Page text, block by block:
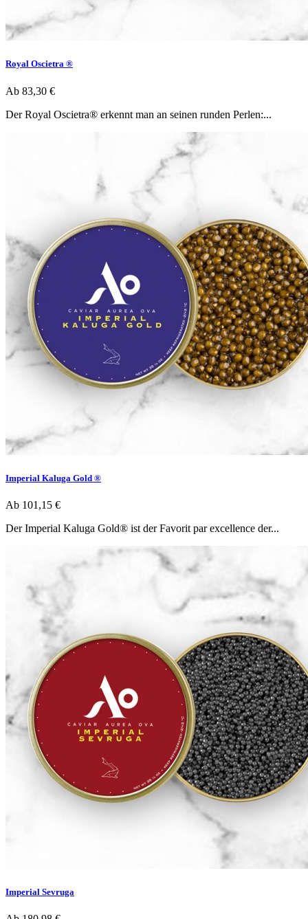
Royal Oscietra ®
Ab 83,30 €
Der Royal Oscietra® erkennt man an seinen runden Perlen:...
Imperial Kaluga Gold ®
Ab 101,15 €
Der Imperial Kaluga Gold® ist der Favorit par excellence der...
Imperial Sevruga